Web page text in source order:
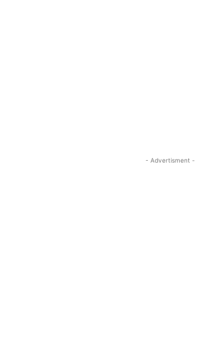
- Advertisment -